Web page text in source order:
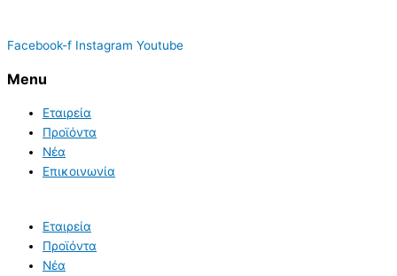
Facebook-f Instagram Youtube
Menu
Εταιρεία
Προϊόντα
Νέα
Επικοινωνία
Εταιρεία
Προϊόντα
Νέα